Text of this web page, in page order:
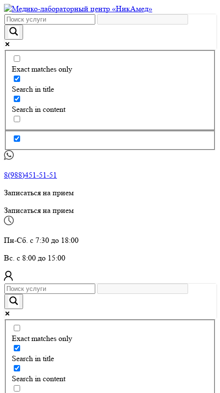
Exact matches only
Search in title
Search in content
8(988)451-51-51
Записаться на прием
Записаться на прием
Пн-Сб. с 7:30 до 18:00
Вс. с 8:00 до 15:00
Exact matches only
Search in title
Search in content